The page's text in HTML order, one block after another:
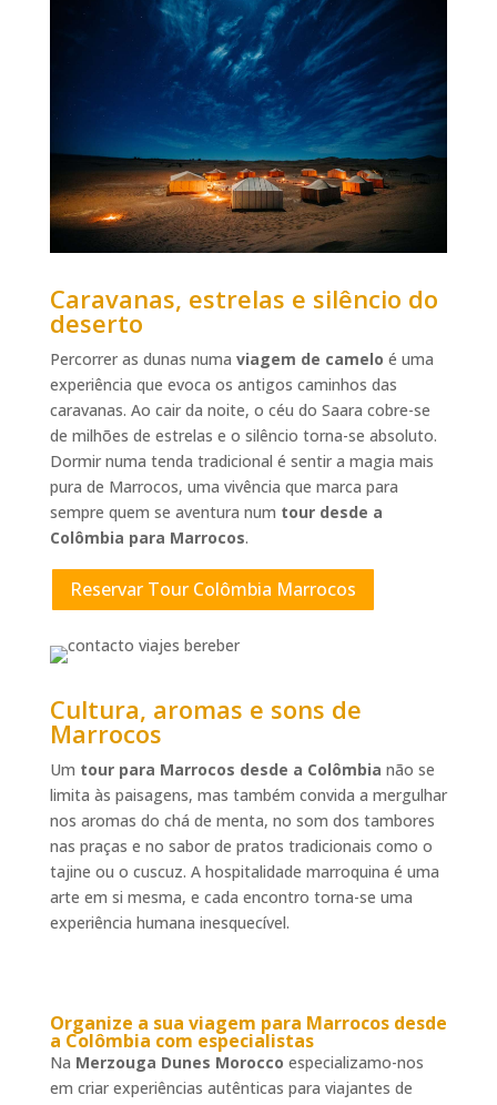
Caravanas, estrelas e silêncio do
deserto
Percorrer as dunas numa viagem de camelo é uma
experiência que evoca os antigos caminhos das
caravanas. Ao cair da noite, o céu do Saara cobre-se
de milhões de estrelas e o silêncio torna-se absoluto.
Dormir numa tenda tradicional é sentir a magia mais
pura de Marrocos, uma vivência que marca para
sempre quem se aventura num tour desde a
Colômbia para Marrocos.
Reservar Tour Colômbia Marrocos
Cultura, aromas e sons de
Marrocos
Um tour para Marrocos desde a Colômbia não se
limita às paisagens, mas também convida a mergulhar
nos aromas do chá de menta, no som dos tambores
nas praças e no sabor de pratos tradicionais como o
tajine ou o cuscuz. A hospitalidade marroquina é uma
arte em si mesma, e cada encontro torna-se uma
experiência humana inesquecível.
Organize a sua viagem para Marrocos desde
a Colômbia com especialistas
Na Merzouga Dunes Morocco especializamo-nos
em criar experiências autênticas para viajantes de